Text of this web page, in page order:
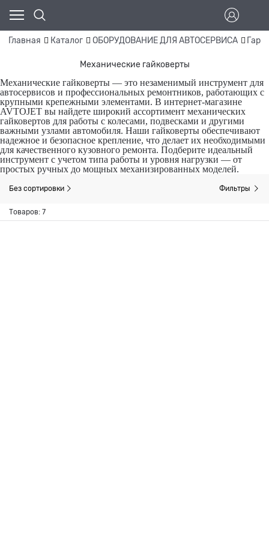
Главная Каталог ОБОРУДОВАНИЕ ДЛЯ АВТОСЕРВИСА
Механические гайковерты
Механические гайковерты — это незаменимый инструмент для
автосервисов и профессиональных ремонтников, работающих с
крупными крепежными элементами. В интернет-магазине
AVTOJET вы найдете широкий ассортимент механических
гайковертов для работы с колесами, подвесками и другими
важными узлами автомобиля. Наши гайковерты обеспечивают
надежное и безопасное крепление, что делает их необходимыми
для качественного кузовного ремонта. Подберите идеальный
инструмент с учетом типа работы и уровня нагрузки — от
простых ручных до мощных механизированных моделей.
Без сортировки Фильтры
Товаров: 7